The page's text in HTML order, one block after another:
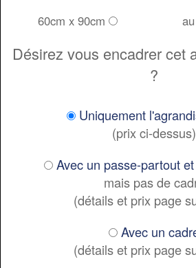
60cm x 90cm
Désirez vous encadrer cet
?
Uniquement
(prix ci-dessus)
Avec un passe-partout
mais pas de
(détails et prix page
Avec un
(détails et prix page